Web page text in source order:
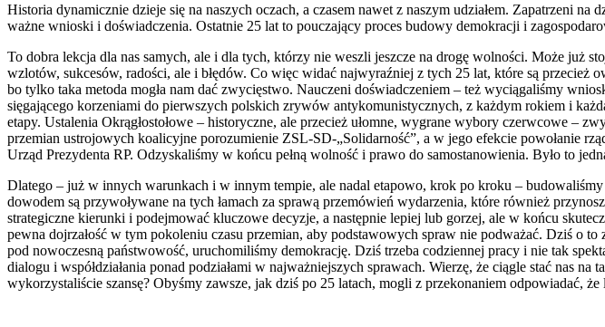
Historia dynamicznie dzieje się na naszych oczach, a czasem nawet z naszym udziałem. Zapatrzeni
ważne wnioski i doświadczenia. Ostatnie 25 lat to pouczający proces budowy demokracji i
To dobra lekcja dla nas samych, ale i dla tych, którzy nie weszli jeszcze na drogę wolności. Może już
wzlotów, sukcesów, radości, ale i błędów. Co więc widać najwyraźniej z tych 25 lat, które są
bo tylko taka metoda mogła nam dać zwycięstwo. Nauczeni doświadczeniem – też wyciągaliśmy
sięgającego korzeniami do pierwszych polskich zrywów antykomunistycznych, z każdym rokiem i
etapy. Ustalenia Okrągłostołowe – historyczne, ale przecież ułomne, wygrane wybory czerwcowe –
przemian ustrojowych koalicyjne porozumienie ZSL-SD-„Solidarność”, a w jego efekcie powołanie
Urząd Prezydenta RP. Odzyskaliśmy w końcu pełną wolność i prawo do samostanowienia. Było to
Dlatego – już w innych warunkach i w innym tempie, ale nadal etapowo, krok po kroku –
dowodem są przywoływane na tych łamach za sprawą przemówień wydarzenia, które również
strategiczne kierunki i podejmować kluczowe decyzje, a następnie lepiej lub gorzej, ale w końcu
pewna dojrzałość w tym pokoleniu czasu przemian, aby podstawowych spraw nie podważać. Dziś o
pod nowoczesną państwowość, uruchomiliśmy demokrację. Dziś trzeba codziennej pracy i nie tak
dialogu i współdziałania ponad podziałami w najważniejszych sprawach. Wierzę, że ciągle stać nas
wykorzystaliście szansę? Obyśmy zawsze, jak dziś po 25 latach, mogli z przekonaniem